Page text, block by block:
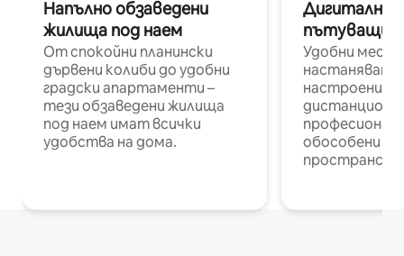
Напълно обзаведени
жилища под наем
От спокойни планински
дървени колиби до удобни
градски апартаменти –
тези обзаведени жилища
под наем имат всички
удобства на дома.
Дигитални
пътуващи
Удобни
настаняване
настроени и
обособени